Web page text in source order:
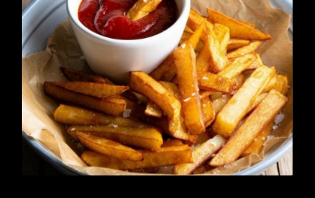
ЗАКУСКИ / СУПЫ
COУС / ИМБИРЬ
HAПИТКИ